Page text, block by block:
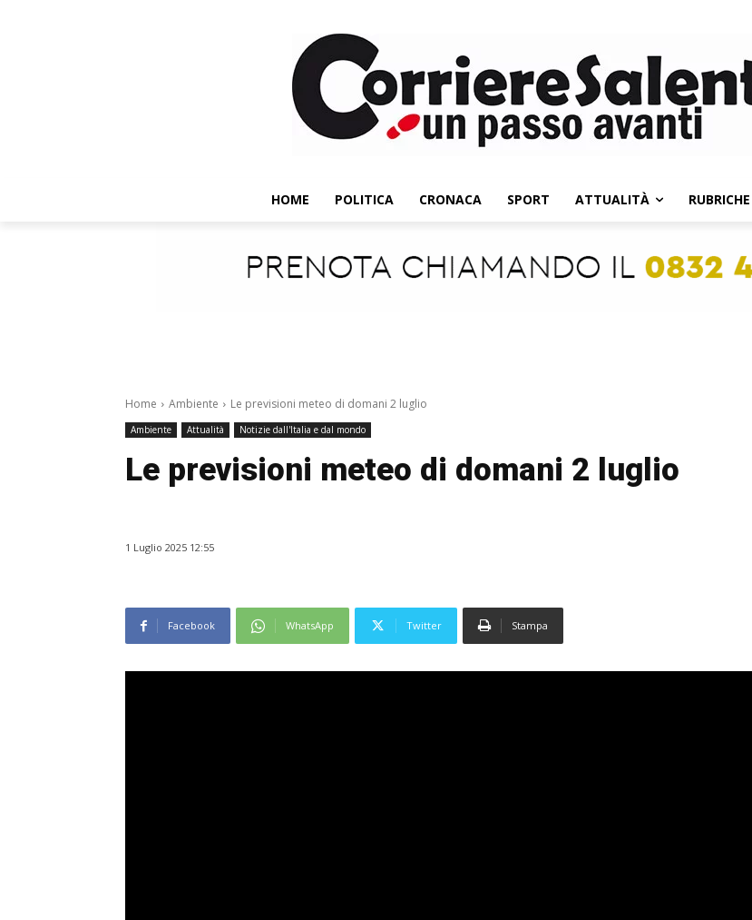
HOME POLITICA CRONACA SPORT ATTUALITÀ RUBRICHE
Home Ambiente Le previsioni meteo di domani 2 luglio
Ambiente Attualità Notizie dall'Italia e dal mondo
Le previsioni meteo di domani 2 luglio
1 Luglio 2025 12:55
Facebook WhatsApp Twitter Stampa